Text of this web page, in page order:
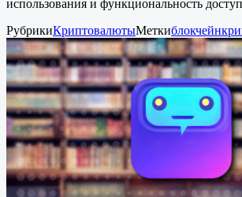
использования и функциональность
РубрикиКриптовалютыМеткиблокчейн